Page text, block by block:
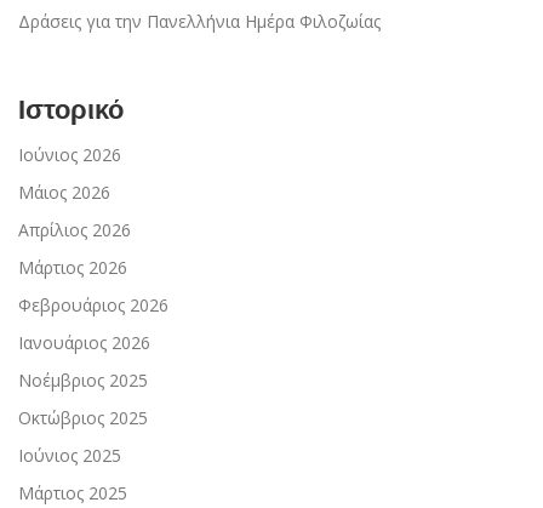
Δράσεις για την Πανελλήνια Ημέρα Φιλοζωίας
Ιστορικό
Ιούνιος 2026
Μάιος 2026
Απρίλιος 2026
Μάρτιος 2026
Φεβρουάριος 2026
Ιανουάριος 2026
Νοέμβριος 2025
Οκτώβριος 2025
Ιούνιος 2025
Μάρτιος 2025